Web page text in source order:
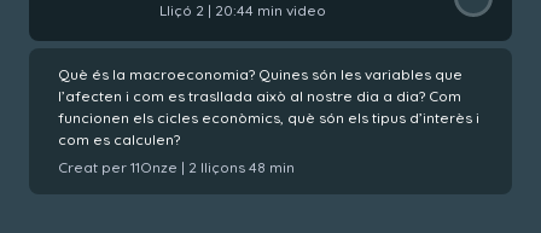
Lliçó 2 | 20:44 min video
Què és la macroeconomia? Quines són les variables que
l’afecten i com es trasllada això al nostre dia a dia? Com
funcionen els cicles econòmics, què són els tipus d’interès i
com es calculen?
Creat per 11Onze | 2 lliçons 48 min